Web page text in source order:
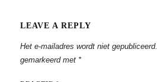
LEAVE A REPLY
Het e-mailadres wordt niet gepubliceerd.
gemarkeerd met *